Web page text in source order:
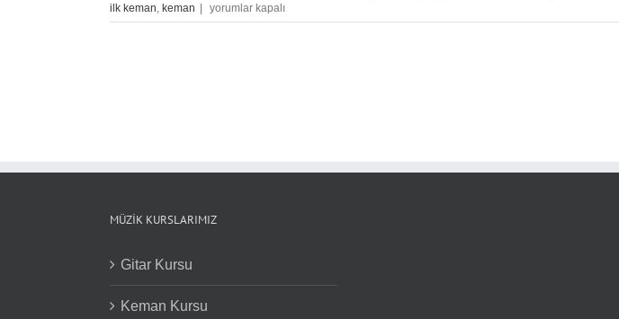
ilk keman, keman
Çocuklar
İçin
yorumlar kapalı
MÜZIK KURSLARIMIZ
Gitar Kursu
Keman Kursu